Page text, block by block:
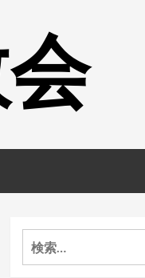
検
索: